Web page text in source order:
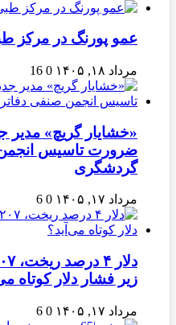
عمو پورنگ در مرکز
مرداد ۱۸, ۱۴۰۵ 0
16
«خشایار گریچ»
ضرورت تاسیس انجمن
گردشگری
مرداد ۱۷, ۱۴۰۵ 0
6
زیر فشار دلار کوتاه
مرداد ۱۷, ۱۴۰۵ 0
6